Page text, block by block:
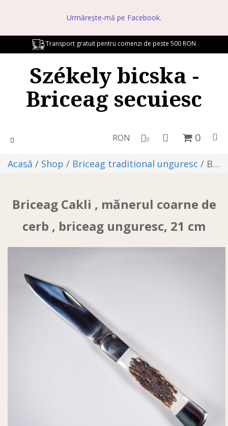
Urmărește-mă pe Facebook.
Transport gratuit pentru comenzi de peste 500 RON
Székely bicska -
Briceag secuiesc
Toggle
0
0
RON
Acasă / Shop / Briceag traditional unguresc / Briceag Cakli , mănerul coarne de cerb , briceag unguresc, 21 cm
Briceag Cakli , mănerul coarne de
cerb , briceag unguresc, 21 cm